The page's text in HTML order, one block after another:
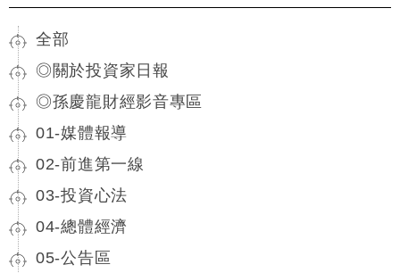
全部
◎關於投資家日報
◎孫慶龍財經影音專區
01-媒體報導
02-前進第一線
03-投資心法
04-總體經濟
05-公告區